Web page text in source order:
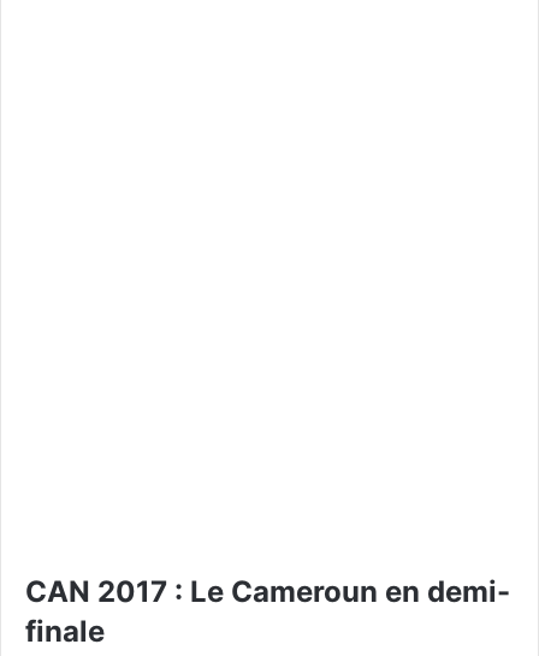
CAN 2017 : Le Cameroun en demi-
finale